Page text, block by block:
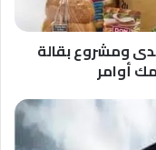
ومشروع بقالة
أوامر